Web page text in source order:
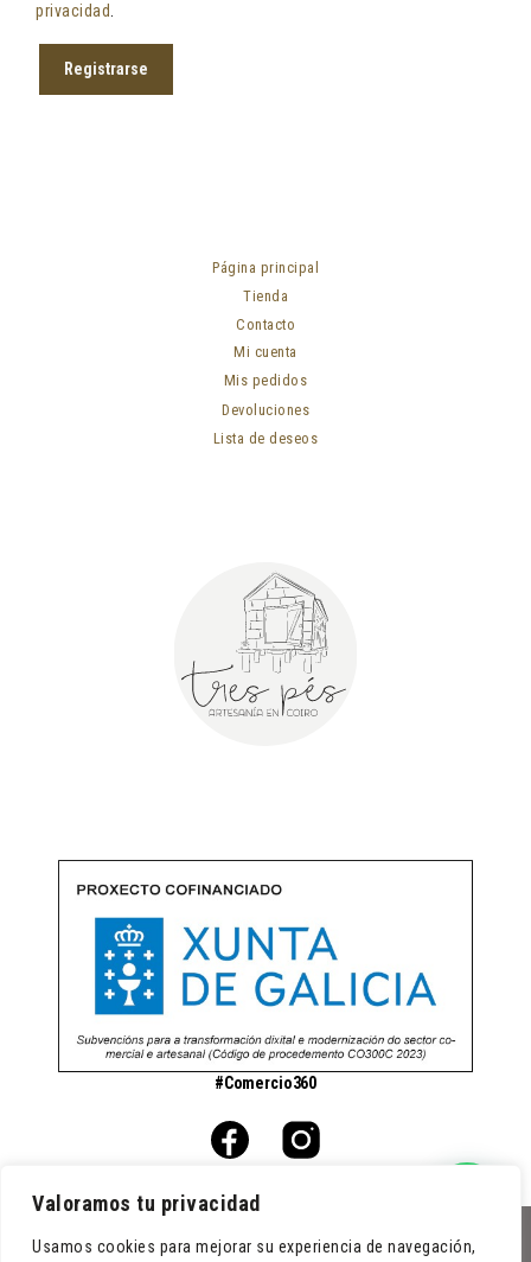
Valoramos tu privacidad
Usamos cookies para mejorar su experiencia de navegación,
privacidad
Registrarse
Página principal
Tienda
Contacto
Mi cuenta
Mis pedidos
Devoluciones
Lista de deseos
#Comercio360